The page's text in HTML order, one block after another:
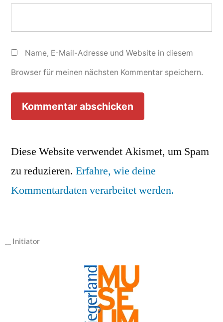
Name, E-Mail-Adresse und Website in diesem
Browser für meinen nächsten Kommentar speichern.
Diese Website verwendet Akismet, um Spam
zu reduzieren. Erfahre, wie deine
Kommentardaten verarbeitet werden.
__ Initiator